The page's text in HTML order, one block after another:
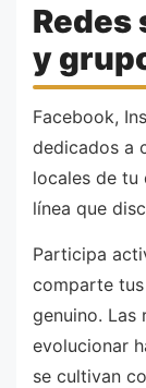
y
Facebook,
dedicados a
locales de tu
línea que
Participa
comparte
genuino. Las
evolucionar
se cultivan